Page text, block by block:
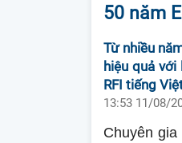
50 năm
Từ nhiều
hiệu quả
RFI tiếng
13:53 11/08/
Chuyên